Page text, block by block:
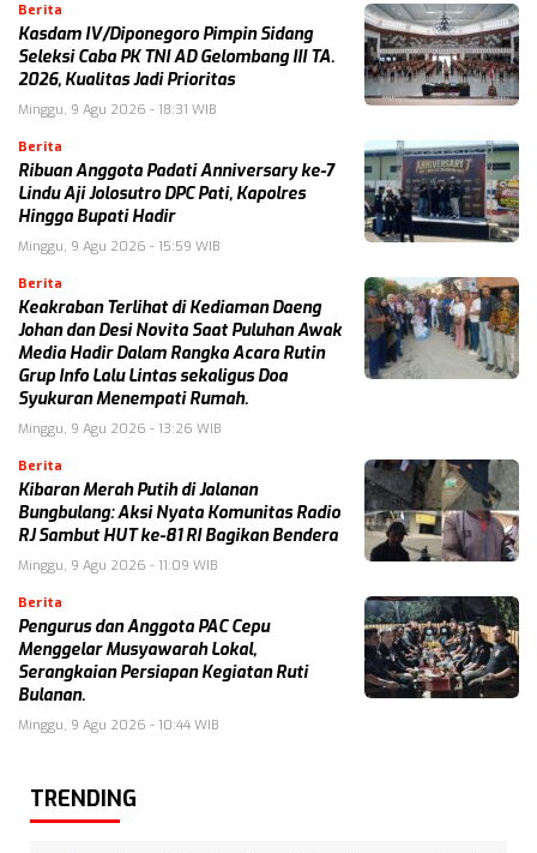
Berita
Kasdam IV/Diponegoro Pimpin Sidang
Seleksi Caba PK TNI AD Gelombang III TA.
2026, Kualitas Jadi Prioritas
Minggu, 9 Agu 2026 - 18:31 WIB
Berita
Ribuan Anggota Padati Anniversary ke-7
Lindu Aji Jolosutro DPC Pati, Kapolres
Hingga Bupati Hadir
Minggu, 9 Agu 2026 - 15:59 WIB
Berita
Keakraban Terlihat di Kediaman Daeng
Johan dan Desi Novita Saat Puluhan Awak
Media Hadir Dalam Rangka Acara Rutin
Grup Info Lalu Lintas sekaligus Doa
Syukuran Menempati Rumah.
Minggu, 9 Agu 2026 - 13:26 WIB
Berita
Kibaran Merah Putih di Jalanan
Bungbulang: Aksi Nyata Komunitas Radio
RJ Sambut HUT ke-81 RI Bagikan Bendera
Minggu, 9 Agu 2026 - 11:09 WIB
Berita
Pengurus dan Anggota PAC Cepu
Menggelar Musyawarah Lokal,
Serangkaian Persiapan Kegiatan Ruti
Bulanan.
Minggu, 9 Agu 2026 - 10:44 WIB
TRENDING